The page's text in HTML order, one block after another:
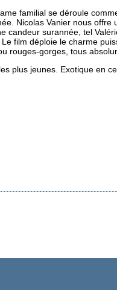
familial se déroule
Nicolas Vanier nous offre
candeur surannée, tel
film déploie le charme
rouges-gorges, tous
plus jeunes. Exotique en